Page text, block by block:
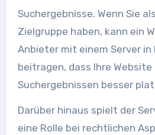
Suchergebnisse. Wenn Sie
Zielgruppe haben, kann ein
Anbieter mit einem Server in
beitragen, dass Ihre Website
Suchergebnissen besser
Darüber hinaus spielt der
eine Rolle bei rechtlichen